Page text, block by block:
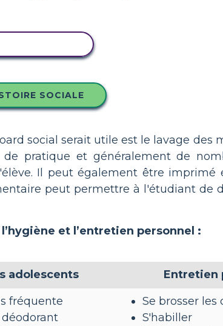
SOCIALE
social serait utile est le lavage des
pratique et généralement de
Il peut également être imprimé
peut permettre à l'étudiant de
et l’entretien personnel :
adolescents
Entretien
fréquente
Se brosser les
S'habiller